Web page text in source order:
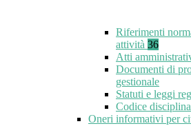
Riferimenti
attività 36
Atti
Documenti di
gestionale
Statuti e leggi
Codice
Oneri informativi per